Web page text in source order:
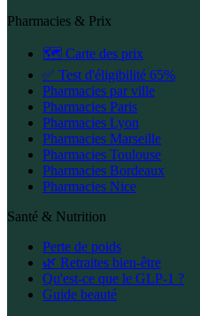
Pharmacies & Prix
🗺️ Carte des prix
✅ Test d'éligibilité 65%
Pharmacies par ville
Pharmacies Paris
Pharmacies Lyon
Pharmacies Marseille
Pharmacies Toulouse
Pharmacies Bordeaux
Pharmacies Nice
Santé & Nutrition
Perte de poids
🌿 Retraites bien-être
Qu'est-ce que le GLP-1 ?
Guide beauté